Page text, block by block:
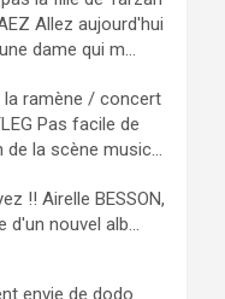
Allez aujourd'hui
dame qui m...
la ramène / concert
Pas facile de
de la scène music...
!! Airelle BESSON,
d'un nouvel alb...
envie de dodo